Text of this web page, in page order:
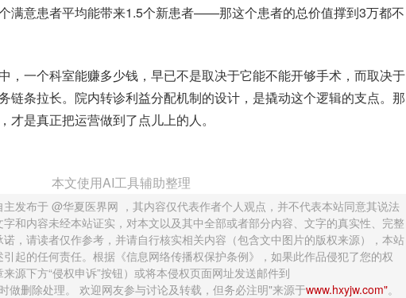
意患者平均能带来1.5个新患者——那这个患者的总价值撑到3万都不
一个科室能赚多少钱，早已不是取决于它能不能开够手术，而取决于
链条拉长。院内转诊利益分配机制的设计，是撬动这个逻辑的支点。那
是真正把运营做到了点儿上的人。
本文使用AI工具辅助整理
发布于 @华夏医界网 ，其内容仅代表作者个人观点，并不代表本站同意其说法
和内容未经本站证实，对本文以及其中全部或者部分内容、文字的真实性、完整
，请读者仅作参考，并请自行核实相关内容（包含文中图片的版权来源），本站
起的任何责任。根据《信息网络传播权保护条例》，如果此作品侵犯了您的权
源下方“侵权申诉”按钮）或将本侵权页面网址发送邮件到
做删除处理。 欢迎网友参与讨论及转载，但务必注明"来源于www.hxyjw.com"。